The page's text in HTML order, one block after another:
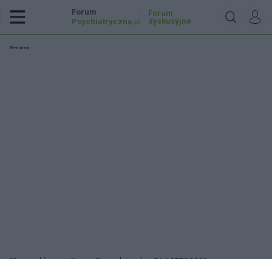
Forum
Psychiatryczne .pl
Forum
dyskusyjne
Reklama: